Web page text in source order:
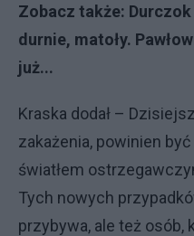
Zobacz także:
durnie, matoły.
już...
Kraska dodał –
zakażenia, powinien
światłem
Tych nowych
przybywa, ale też osób,